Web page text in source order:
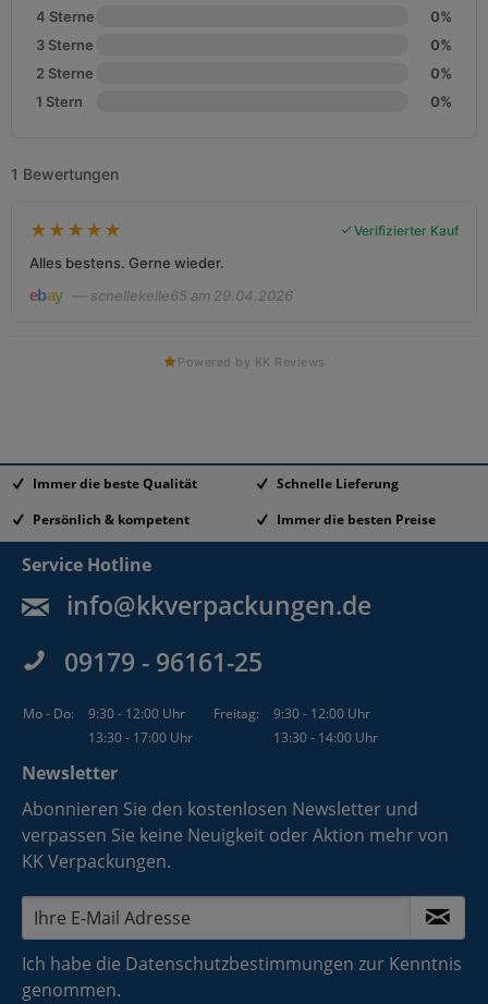
4 Sterne
0%
3 Sterne
0%
2 Sterne
0%
1 Stern
0%
1 Bewertungen
★ ★ ★ ★ ★ Verifizierter Kauf
Alles bestens. Gerne wieder.
— scnellekelle65 am 29.04.2026
Powered by KK Reviews
Immer die beste Qualität
Schnelle Lieferung
Persönlich & kompetent
Immer die besten Preise
Service Hotline
info@kkverpackungen.de
09179 - 96161-25
Mo - Do: 9:30 - 12:00 Uhr Freitag:
9:30 - 12:00 Uhr
13:30 - 17:00 Uhr
13:30 - 14:00 Uhr
Newsletter
Abonnieren Sie den kostenlosen Newsletter und
verpassen Sie keine Neuigkeit oder Aktion mehr von
KK Verpackungen.
Ich habe die Datenschutzbestimmungen zur Kenntnis
genommen.